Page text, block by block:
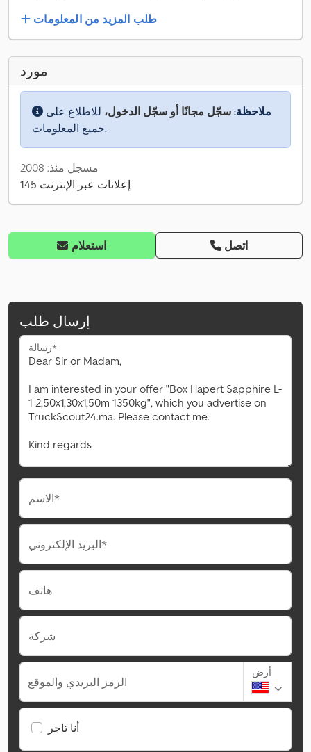
طلب المزيد من المعلومات
مورد
ملاحظة: سجّل مجانًا أو سجّل الدخول، للاطلاع على
جميع المعلومات.
مسجل منذ: 2008
145 إعلانات عبر الإنترنت
استعلام اتصل
إرسال طلب
رسالة*
الاسم*
البريد الإلكتروني*
هاتف
شركة
الرمز البريدي والموقع
أرض
أنا تاجر